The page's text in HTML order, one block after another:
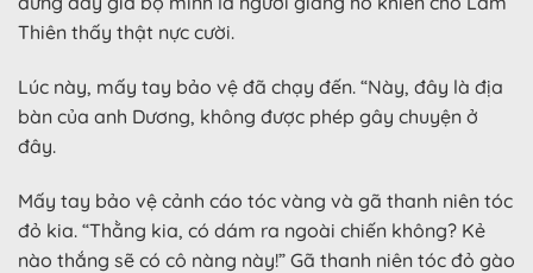
Thiên thấy thật nực cười.
Lúc này, mấy tay bảo vệ đã chạy đến. “Này, đây là địa
bàn của anh Dương, không được phép gây chuyện ở
đây.
Mấy tay bảo vệ cảnh cáo tóc vàng và gã thanh niên tóc
đỏ kia. “Thằng kia, có dám ra ngoài chiến không? Kẻ
nào thắng sẽ có cô nàng này!” Gã thanh niên tóc đỏ gào